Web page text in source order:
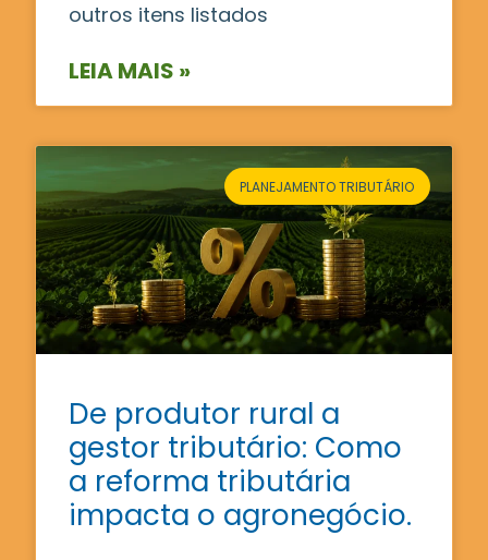
outros itens listados
LEIA MAIS »
PLANEJAMENTO TRIBUTÁRIO
De produtor rural a
gestor tributário: Como
a reforma tributária
impacta o agronegócio.